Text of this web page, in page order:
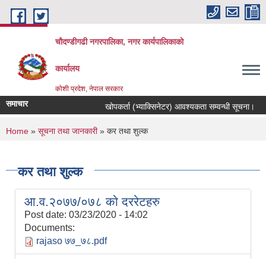
Skip to main content
चौदण्डीगढी नगरपालिका, नगर कार्यपालिकाको
कार्यालय
कोशी प्रदेश, नेपाल सरकार
समाचार खोपकर्ता (भ्याक्सिनेटर) आवश्यकता सम्वन्धी सूचना।
You are here
Home » सूचना तथा जानकारी» कर तथा शुल्क
कर तथा शुल्क
आ.व.२०७७/०७८ को दररेटहरु
Post date: 03/23/2020 - 14:02
Documents:
rajaso ७७_७८.pdf